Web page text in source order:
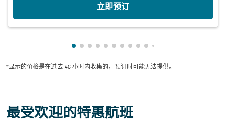
立即预订
显示 cmp-pagination-showing-card 1
显示 cmp-pagination-showing-card 2
显示 cmp-pagination-showing-card
显示 cmp-pagination-showing-
显示 cmp-pagination-showing-
显示 cmp-pagination-
显示 cmp-pagination-
显示 cmp-pagination-
显示 cmp-pagination-
显示 cmp-
*显示的价格是在过去 48 小时内收集的，预订时可能无法提供。
最受欢迎的特惠航班